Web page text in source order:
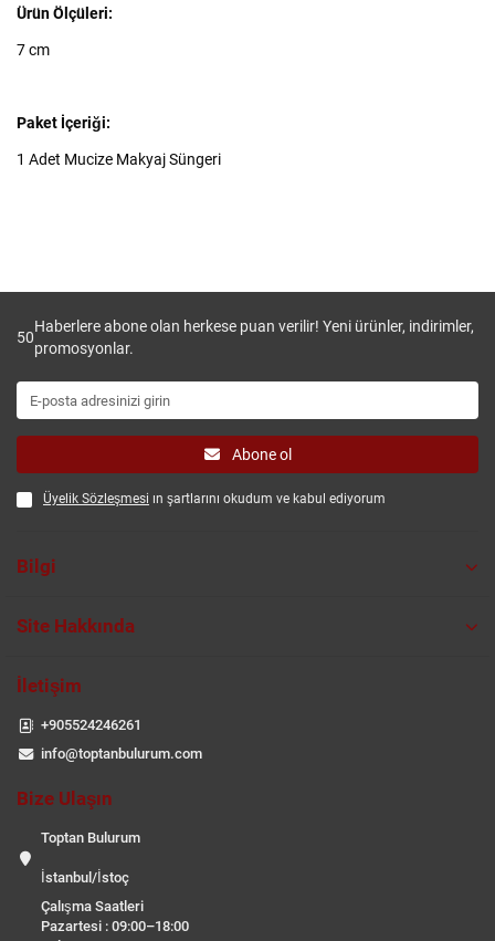
Ürün Ölçüleri:
7 cm
Paket İçeriği:
1 Adet Mucize Makyaj Süngeri
50
Haberlere abone olan herkese puan verilir! Yeni ürünler, indirimler,
promosyonlar.
Abone ol
Üyelik Sözleşmesi ın şartlarını okudum ve kabul ediyorum
Bilgi
Site Hakkında
İletişim
+905524246261
info@toptanbulurum.com
Bize Ulaşın
Toptan Bulurum
İstanbul/İstoç
Çalışma Saatleri
Pazartesi : 09:00–18:00